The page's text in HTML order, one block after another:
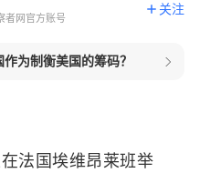
者网官方账号
关注
为制衡美国的筹码？
法国埃维昂莱班举